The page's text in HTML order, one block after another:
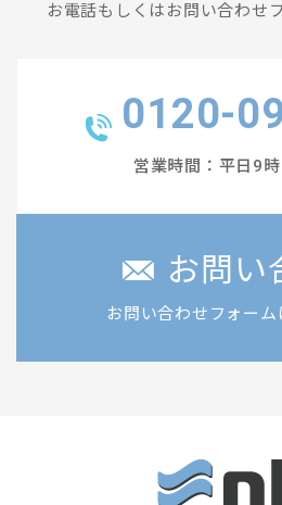
お電話もしくはお問い合わせ
0120-
営業時間：平日9
お問い
お問い合わせフォーム